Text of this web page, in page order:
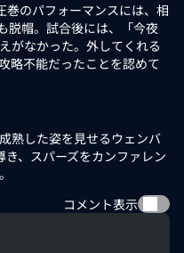
のパフォーマンスには、相
脱帽。試合後には、「今夜
がなかった。外してくれる
略不能だったことを認めて
熟した姿を見せるウェンバ
、スパーズをカンファレン
コメント表示